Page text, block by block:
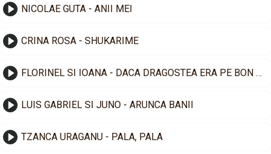
NICOLAE GUTA - ANII MEI
CRINA ROSA - SHUKARIME
FLORINEL SI IOANA - DACA DRAGOSTEA ERA PE BON FISCAL
LUIS GABRIEL SI JUNO - ARUNCA BANII
TZANCA URAGANU - PALA, PALA